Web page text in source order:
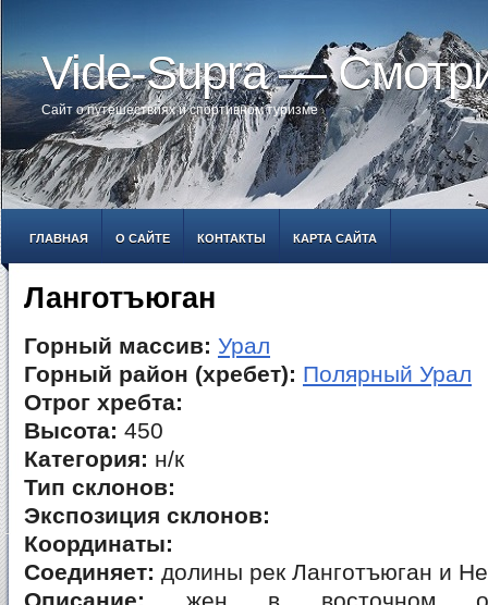
Vide-Supra —
Сайт о путешествиях и спортивном туризме
ГЛАВНАЯ О САЙТЕ КОНТАКТЫ КАРТА САЙТА
Ланготъюган
Горный массив: Урал
Горный район (хребет): Полярный Урал
Отрог хребта:
Высота: 450
Категория: н/к
Тип склонов:
Экспозиция склонов:
Координаты:
Соединяет: долины рек Ланготъюган и